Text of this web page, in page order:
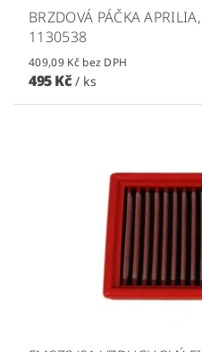
BRZDOVÁ PÁČKA
1130538
409,09 Kč bez DPH
495 Kč / ks